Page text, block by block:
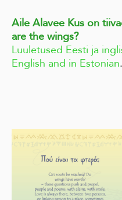
Aile Alavee Kus on
are the wings?
Luuletused Eesti ja
English and in Estonian.